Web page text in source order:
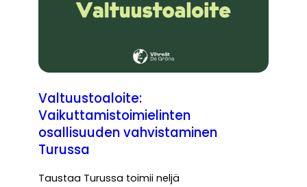
Valtuustoaloite:
Vaikuttamistoimielinten
osallisuuden vahvistaminen
Turussa
Taustaa Turussa toimii neljä